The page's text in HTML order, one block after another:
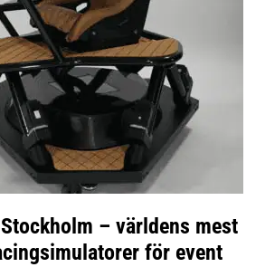
– världens mest
för event